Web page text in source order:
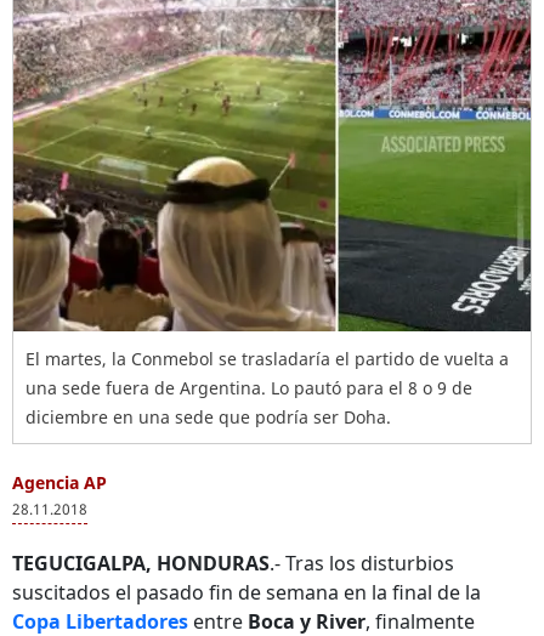
El martes, la Conmebol se trasladaría el partido de vuelta a
una sede fuera de Argentina. Lo pautó para el 8 o 9 de
diciembre en una sede que podría ser Doha.
Agencia AP
28.11.2018
TEGUCIGALPA, HONDURAS.- Tras los disturbios
suscitados el pasado fin de semana en la final de la
Copa Libertadores entre Boca y River, finalmente